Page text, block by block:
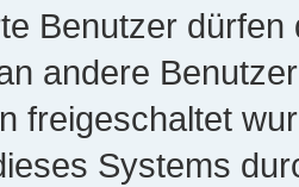
Benutzer
andere
freigeschaltet
Systems